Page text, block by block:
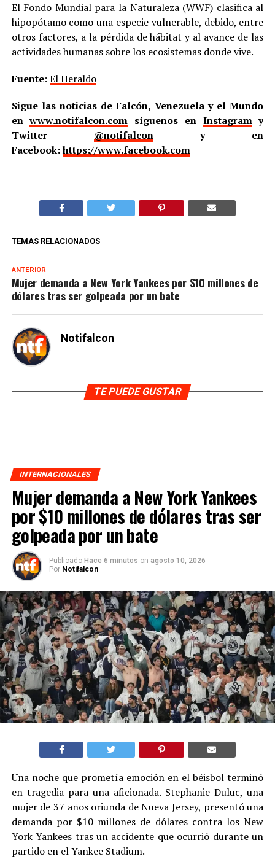
El Fondo Mundial para la Naturaleza (WWF) clasifica al
hipopótamo como una especie vulnerable, debido, entre
otros factores, a la pérdida de hábitat y al avance de las
actividades humanas sobre los ecosistemas donde vive.
Fuente: El Heraldo
Sigue las noticias de Falcón, Venezuela y el Mundo
enwww.notifalcon.com síguenos en Instagramy
Twitter @notifalcony en
Facebook:https://www.facebook.com
TEMAS RELACIONADOS
ANTERIOR
Mujer demanda a New York Yankees por $10 millones de
dólares tras ser golpeada por un bate
Notifalcon
TE PUEDE GUSTAR
INTERNACIONALES
Mujer demanda a New York Yankees
por $10 millones de dólares tras ser
golpeada por un bate
Publicado Hace 6 minutos on agosto 10, 2026
Por Notifalcon
Una noche que prometía emoción en el béisbol terminó
en tragedia para una aficionada. Stephanie Duluc, una
mujer de 37 años oriunda de Nueva Jersey, presentó una
demanda por $10 millones de dólares contra los New
York Yankees tras un accidente que ocurrió durante un
partido en el Yankee Stadium.